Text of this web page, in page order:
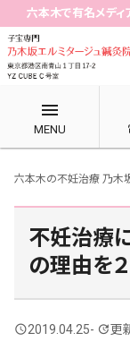
六本木で有名メデ
menu
MENU
六本木の不妊治療 乃木
不妊治療
の理由を
query_builder2019.04.25- update更